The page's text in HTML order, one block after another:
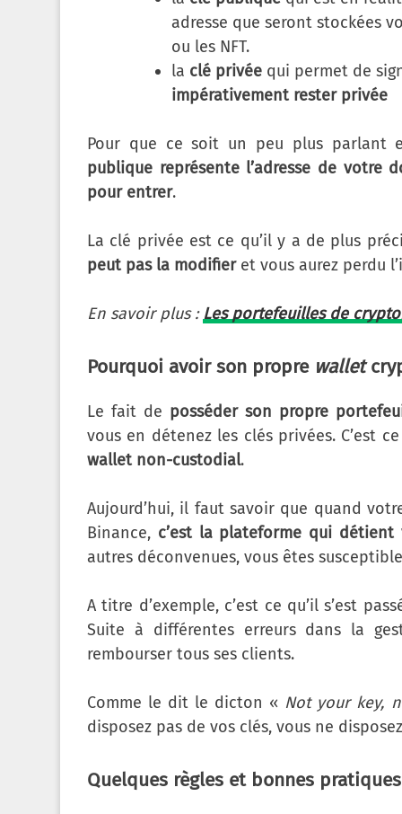
adresse que seront stockées
ou les NFT.
la clé privée qui permet de
impérativement rester privée
Pour que ce soit un peu plus parlant
publique représente l’adresse de votre
pour entrer.
La clé privée est ce qu’il y a de plus
peut pas la modifieret vous aurez perdu
En savoir plus :Les portefeuilles de
Pourquoi avoir son propre wallet
Le fait de posséder son propre
vous en détenez les clés privées. C’est
wallet non-custodial.
Aujourd’hui, il faut savoir que quand
Binance, c’est la plateforme qui détient
autres déconvenues, vous êtes
A titre d’exemple, c’est ce qu’il s’est
Suite à différentes erreurs dans la
rembourser tous ses clients.
Comme le dit le dicton « Not your key,
disposez pas de vos clés, vous ne
Quelques règles et bonnes